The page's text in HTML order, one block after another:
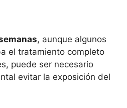
, aunque algunos
el tratamiento completo
puede ser necesario
evitar la exposición del